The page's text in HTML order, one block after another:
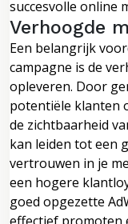
succesvolle online
Verhoogde
Een belangrijk
campagne is de
opleveren. Door
potentiële klanten
de zichtbaarheid
kan leiden tot een
vertrouwen in je
een hogere
goed opgezette
effectief promoten